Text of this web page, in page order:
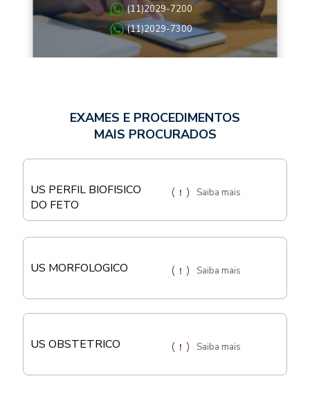
(11)2029-7200
(11)2029-7300
EXAMES E PROCEDIMENTOS
MAIS PROCURADOS
US PERFIL BIOFISICO
DO FETO
Saiba mais
US MORFOLOGICO Saiba mais
US OBSTETRICO Saiba mais